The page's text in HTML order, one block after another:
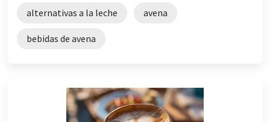
alternativas a la leche avena
bebidas de avena